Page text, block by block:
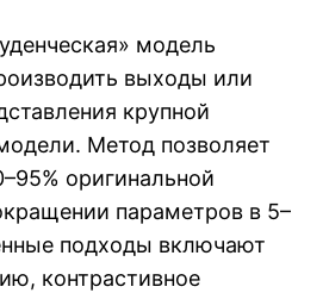
модель
выходы или
крупной
Метод позволяет
оригинальной
параметров в 5–
подходы включают
контрастивное